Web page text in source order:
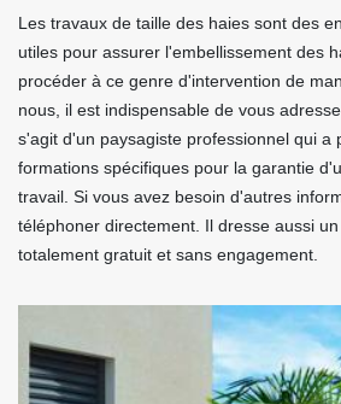
Les travaux de taille des haies sont des
utiles pour assurer l'embellissement des
procéder à ce genre d'intervention de
nous, il est indispensable de vous
s'agit d'un paysagiste professionnel qui a
formations spécifiques pour la garantie
travail. Si vous avez besoin d'autres
téléphoner directement. Il dresse aussi
totalement gratuit et sans engagement.